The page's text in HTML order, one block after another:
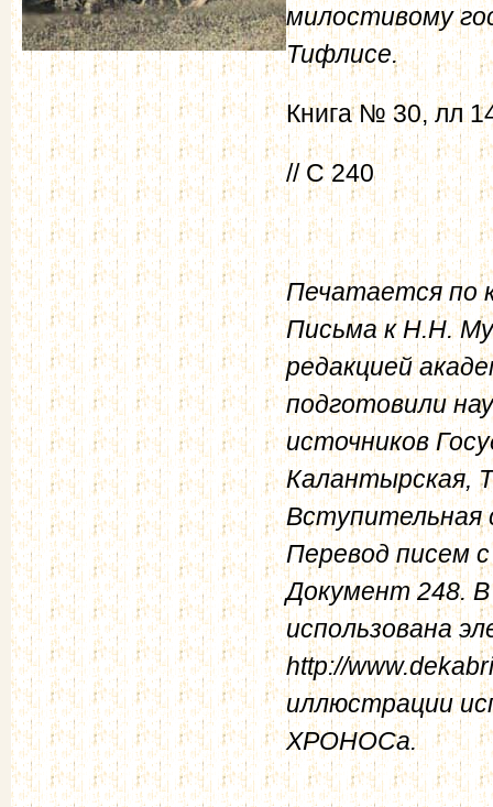
милостивому
Тифлисе.
Книга № 30, лл
// С 240
Печатается по
Письма к Н.Н.
редакцией
подготовили
источников
Калантырская,
Перевод писем
Документ 248.
использована
http://
иллюстрации
ХРОНОСа.